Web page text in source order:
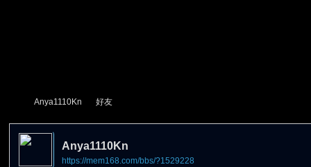
Anya1110Kn
›
好友
Anya1110Kn
https://mem168.com/bbs/?1529228